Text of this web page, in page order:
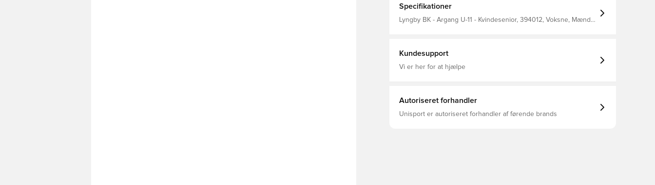
49X64
Specifikationer
Lyngby BK - Argang U-11 - Kvindesenior, 394012, Voksne, Mænd,
Kundesupport
Vi er her for at hjælpe
Autoriseret forhandler
Unisport er autoriseret forhandler af førende brands